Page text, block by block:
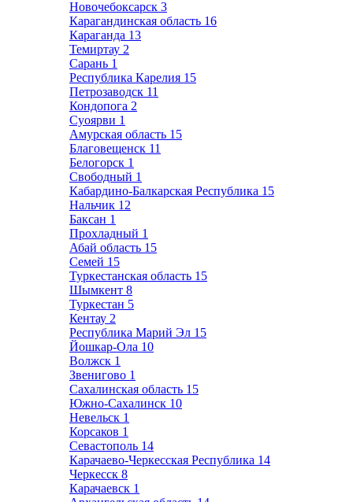
Новочебоксарск 3
Карагандинская область 16
Караганда 13
Темиртау 2
Сарань 1
Республика Карелия 15
Петрозаводск 11
Кондопога 2
Суоярви 1
Амурская область 15
Благовещенск 11
Белогорск 1
Свободный 1
Кабардино-Балкарская Республика 15
Нальчик 12
Баксан 1
Прохладный 1
Абай область 15
Семей 15
Туркестанская область 15
Шымкент 8
Туркестан 5
Кентау 2
Республика Марий Эл 15
Йошкар-Ола 10
Волжск 1
Звенигово 1
Сахалинская область 15
Южно-Сахалинск 10
Невельск 1
Корсаков 1
Севастополь 14
Карачаево-Черкесская Республика 14
Черкесск 8
Карачаевск 1